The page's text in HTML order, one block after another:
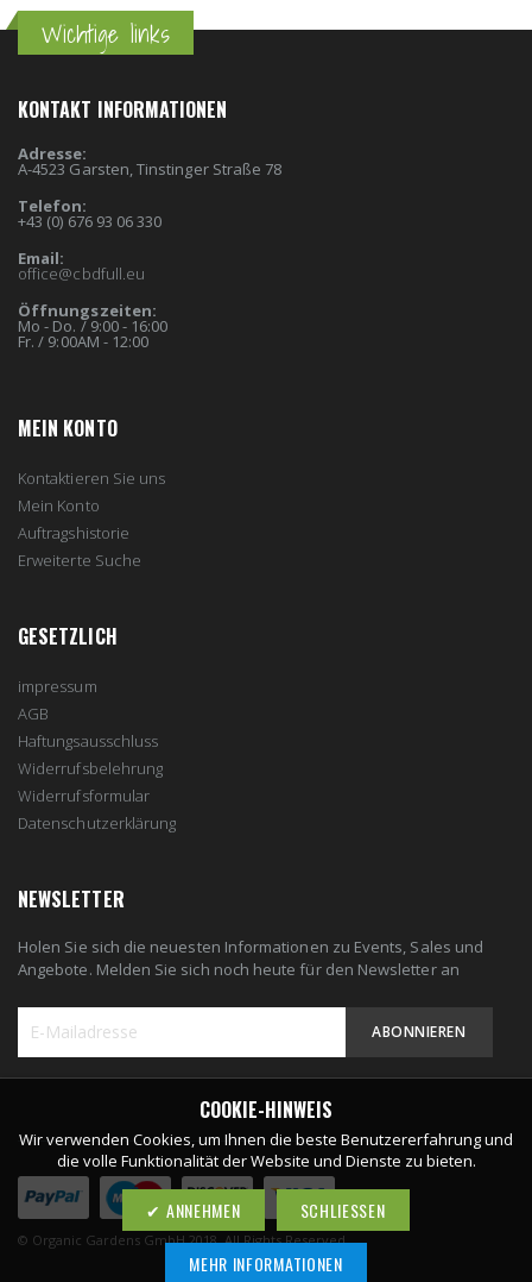
Wichtige links
KONTAKT INFORMATIONEN
Adresse:
A-4523 Garsten, Tinstinger Straße 78
Telefon:
+43 (0) 676 93 06 330
Email:
office@cbdfull.eu
Öffnungszeiten:
Mo - Do. / 9:00 - 16:00
Fr. / 9:00AM - 12:00
MEIN KONTO
Kontaktieren Sie uns
Mein Konto
Auftragshistorie
Erweiterte Suche
GESETZLICH
impressum
AGB
Haftungsausschluss
Widerrufsbelehrung
Widerrufsformular
Datenschutzerklärung
NEWSLETTER
Holen Sie sich die neuesten Informationen zu Events, Sales und
Angebote. Melden Sie sich noch heute für den Newsletter an
Melden
für
unseren
Newsletter
an:
ABONNIEREN
© Organic Gardens GmbH 2018. All Rights Reserved
COOKIE-HINWEIS
Wir verwenden Cookies, um Ihnen die beste Benutzererfahrung und
die volle Funktionalität der Website und Dienste zu bieten.
ANNEHMEN SCHLIESSEN
MEHR INFORMATIONEN